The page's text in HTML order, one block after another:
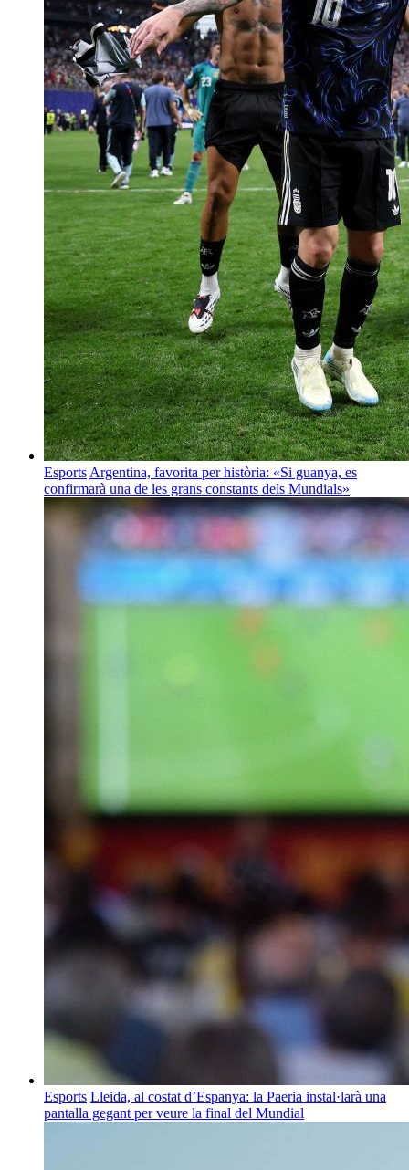
Esports Argentina, favorita per història: «Si guanya, es
confirmarà una de les grans constants dels Mundials»
Esports Lleida, al costat d’Espanya: la Paeria instal·larà una
pantalla gegant per veure la final del Mundial